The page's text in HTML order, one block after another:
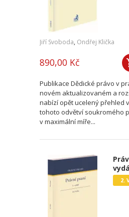
Jiří Svoboda, Ondřej Klička
890,00 Kč
Publikace Dědické právo v
novém aktualizovaném a
nabízí opět ucelený přehled
tohoto odvětví soukromého
v maximální míře...
2.